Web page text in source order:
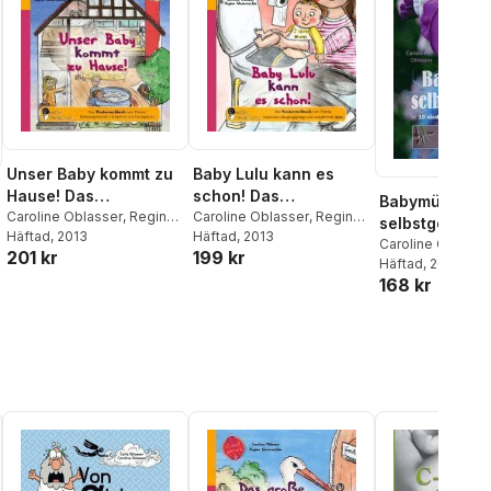
Unser Baby kommt zu
Hause! Das
Kindersachbuch zum
Thema
Schwangerschaft,
Caroline Oblasser, Regina
Masaracchia
Häftad, 2013
201 kr
Baby Lulu kann es
schon! Das
Kindersachbuch zum
Thema natürliche
Säuglingspflege und
Caroline Oblasser, Regina
Masaracchia
Häftad, 2013
199 kr
Babymützen
Caroline
Häftad, 2013
168 kr